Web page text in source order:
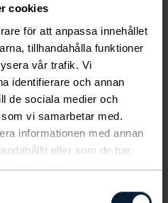
cookies
för att anpassa innehållet
tillhandahålla funktioner
vår trafik. Vi
identifierare och annan
de sociala medier och
vi samarbetar med.
informationen med annan
eller som de har
deras tjänster.
-tuotteiden myyjät